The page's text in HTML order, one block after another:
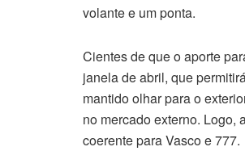
volante e um ponta.
Cientes de que o aporte
janela de abril, que
mantido olhar para o
no mercado externo. Logo,
coerente para Vasco e 777.